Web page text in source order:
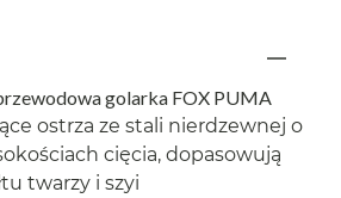
golarka FOX PUMA
ostrza ze stali nierdzewnej o
cięcia, dopasowują
twarzy i szyi